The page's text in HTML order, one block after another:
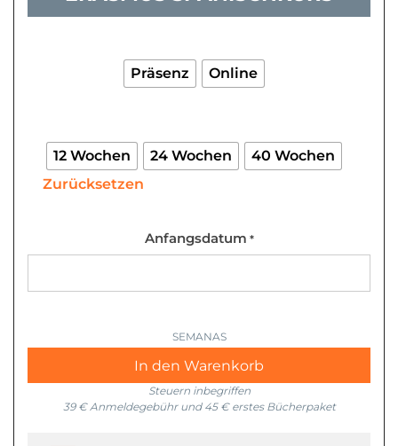
Präsenz Online
12 Wochen 24 Wochen 40 Wochen
Zurücksetzen
Anfangsdatum *
Menge
In den Warenkorb
Steuern inbegriffen
39 € Anmeldegebühr und 45 € erstes Bücherpaket